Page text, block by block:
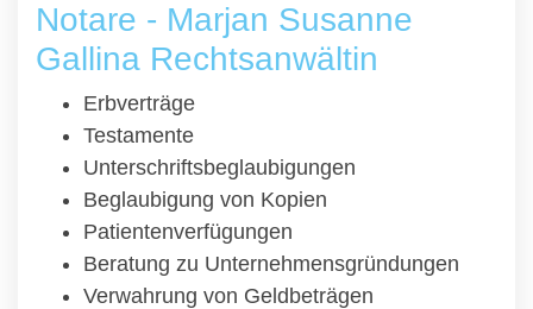
Notare - Marjan Susanne
Gallina Rechtsanwältin
Erbverträge
Testamente
Unterschriftsbeglaubigungen
Beglaubigung von Kopien
Patientenverfügungen
Beratung zu Unternehmensgründungen
Verwahrung von Geldbeträgen